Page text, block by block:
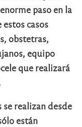
paso en la
casos
obstetras,
equipo
que realizará
realizan desde
están